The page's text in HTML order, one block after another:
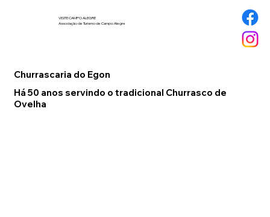
VISITE CAMPO ALEGRE
Associação de Turismo de Campo Alegre
Churrascaria do Egon
Há 50 anos servindo o tradicional Churrasco de
Ovelha